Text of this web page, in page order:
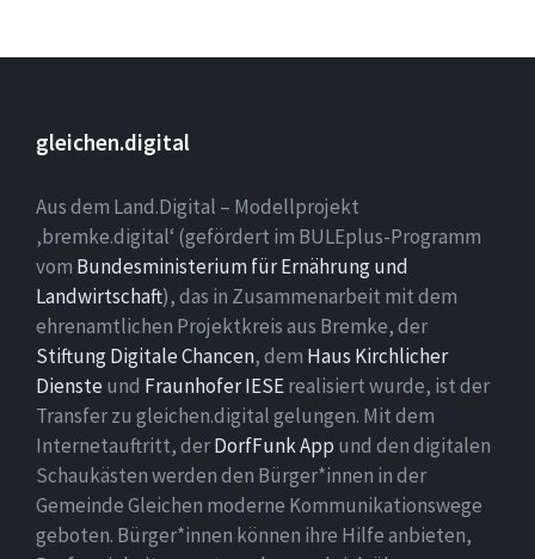
gleichen.digital
Aus dem Land.Digital – Modellprojekt
‚bremke.digital‘ (gefördert im BULEplus-Programm
vom Bundesministerium für Ernährung und
Landwirtschaft), das in Zusammenarbeit mit dem
ehrenamtlichen Projektkreis aus Bremke, der
Stiftung Digitale Chancen, dem Haus Kirchlicher
Dienste und Fraunhofer IESErealisiert wurde, ist der
Transfer zu gleichen.digital gelungen. Mit dem
Internetauftritt, derDorfFunk App und den digitalen
Schaukästen werden den Bürger*innen in der
Gemeinde Gleichen moderne Kommunikationswege
geboten. Bürger*innen können ihre Hilfe anbieten,